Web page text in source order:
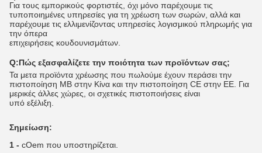
Για τους εμπορικούς φορτιστές, όχι μόνο παρέχουμε τις
τυποποιημένες υπηρεσίες για τη χρέωση των σωρών, αλλά και
παρέχουμε τις ελλιμενίζοντας υπηρεσίες λογισμικού πληρωμής για
την όπερα
επιχειρήσεις κουδουνισμάτων.
Q:Πώς εξασφαλίζετε την ποιότητα των προϊόντων σας;
Τα μετα προϊόντα χρέωσης που πωλούμε έχουν περάσει την
πιστοποίηση ΜΒ στην Κίνα και την πιστοποίηση CE στην ΕΕ. Για
μερικές άλλες χώρες, οι σχετικές πιστοποιήσεις είναι
υπό εξέλιξη.
Σημείωση:
1 - cOem που υποστηρίζεται.